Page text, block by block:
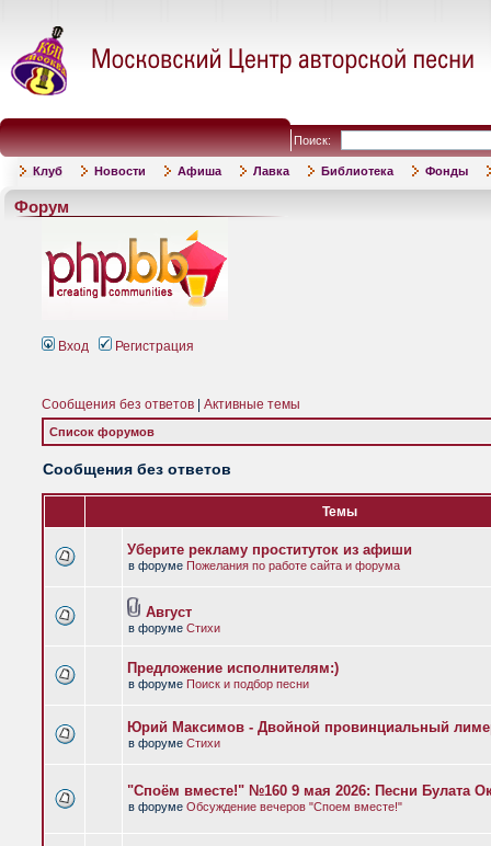
Поиск:
Клуб Новости Афиша Лавка Библиотека Фонды
Форум
Вход Регистрация
Сообщения без ответов Активные темы
Список форумов
Сообщения без ответов
Темы
Уберите рекламу проституток из афиши
в форуме Пожелания по работе сайта и форума
Август
в форуме Стихи
Предложение исполнителям:)
в форуме Поиск и подбор песни
Юрий Максимов - Двойной провинциальный
в форуме Стихи
"Споём вместе!" №160 9 мая 2026: Песни Булата
в форуме Обсуждение вечеров "Споем вместе!"